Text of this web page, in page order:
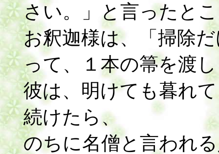
さい。」と言ったと
お釈迦様は、「掃除
って、１本の箒を渡
彼は、明けても暮れ
続けたら、
のちに名僧と言われ